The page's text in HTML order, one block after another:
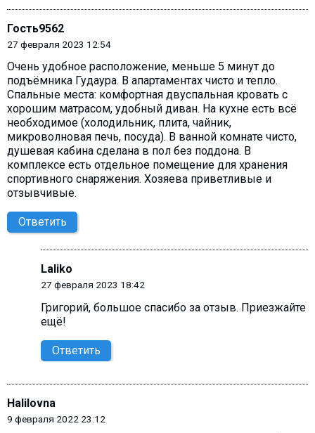
Гость9562
27 февраля 2023 12:54
Очень удобное расположение, меньше 5 минут до
подъёмника Гудаура. В апартаментах чисто и тепло.
Спальные места: комфортная двуспальная кровать с
хорошим матрасом, удобный диван. На кухне есть всё
необходимое (холодильник, плита, чайник,
микроволновая печь, посуда). В ванной комнате чисто,
душевая кабина сделана в пол без поддона. В
комплексе есть отдельное помещение для хранения
спортивного снаряжения. Хозяева приветливые и
отзывчивые.
Ответить
Laliko
27 февраля 2023 18:42
Григорий, большое спасибо за отзыв. Приезжайте
ещё!
Ответить
Halilovna
9 февраля 2022 23:12